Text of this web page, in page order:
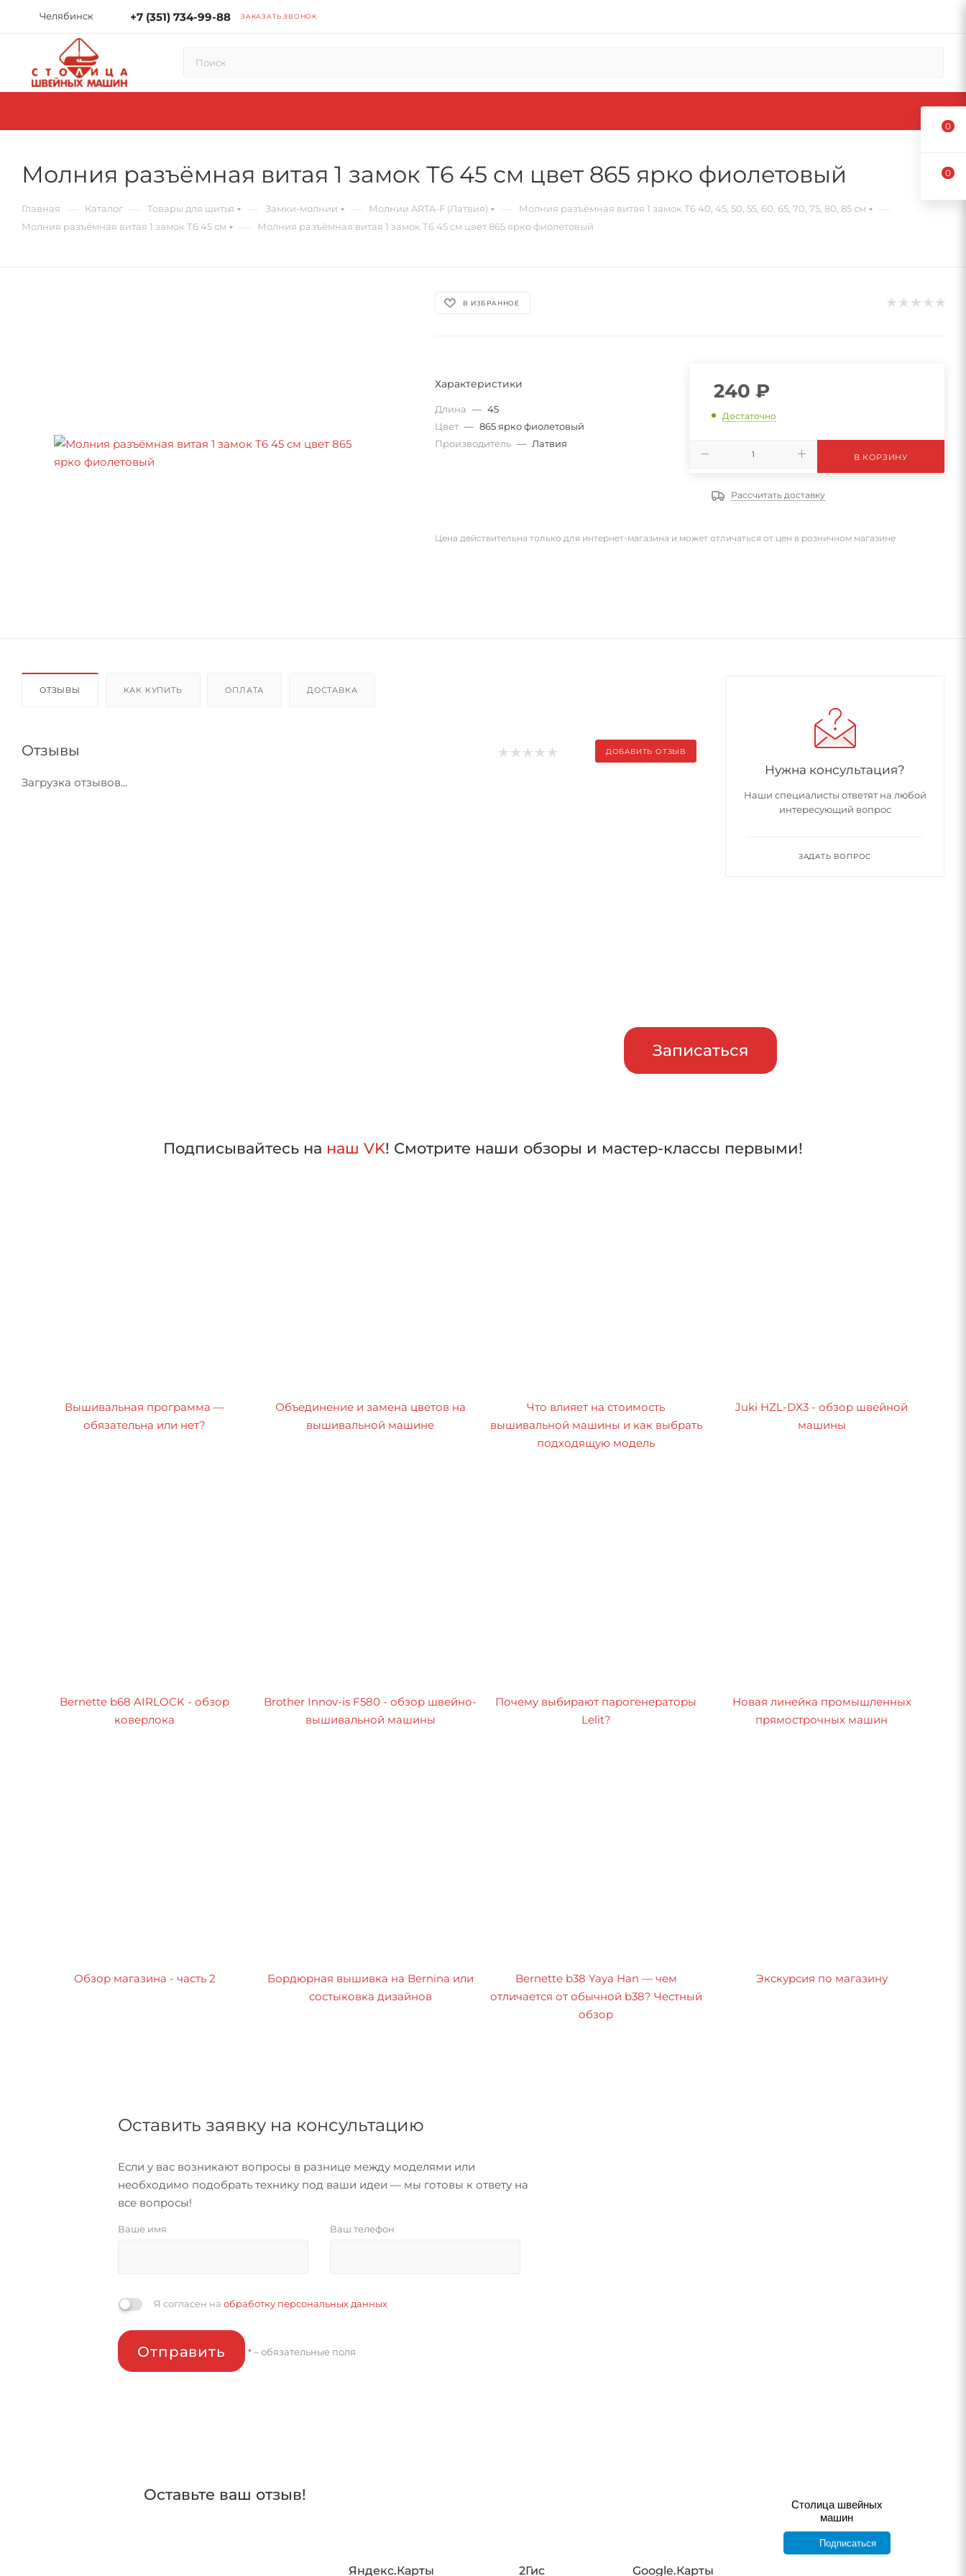
Челябинск +7 (351) 734-99-88 ЗАКАЗАТЬ ЗВОНОК
Молния разъёмная витая 1 замок Т6 45 см цвет 865 ярко фиолетовый
Главная Каталог Товары для шитья Замки-молнии Молнии ARTA-F (Латвия) Молния разъёмная витая 1 замок Т6 40, 45, 50, 55, 60, 65, 70, 75, 80, 85 см
Молния разъёмная витая 1 замок Т6 45 см Молния разъёмная витая 1 замок Т6 45 см цвет 865 ярко фиолетовый
В ИЗБРАННОЕ
Характеристики
Длина — 45
Цвет — 865 ярко фиолетовый
Производитель — Латвия
240 ₽
Достаточно
В КОРЗИНУ
Рассчитать доставку
Цена действительна только для интернет-магазина и может отличаться от цен в розничном магазине
ОТЗЫВЫ КАК КУПИТЬ ОПЛАТА ДОСТАВКА
Отзывы ДОБАВИТЬ ОТЗЫВ
Загрузка отзывов...
Нужна консультация?
Наши специалисты ответят на любой
интересующий вопрос
ЗАДАТЬ ВОПРОС
Записаться
Подписывайтесь на наш VK! Смотрите наши обзоры и мастер-классы первыми!
Вышивальная программа —
обязательна или нет?
Объединение и замена цветов на
вышивальной машине
Что влияет на стоимость
вышивальной машины и как выбрать
подходящую модель
Juki HZL-DX3 - обзор швейной
машины
Bernette b68 AIRLOCK - обзор
коверлока
Brother Innov-is F580 - обзор швейно-
вышивальной машины
Почему выбирают парогенераторы
Lelit?
Новая линейка промышленных
прямострочных машин
Обзор магазина - часть 2
Бордюрная вышивка на Bernina или
состыковка дизайнов
Bernette b38 Yaya Han — чем
отличается от обычной b38? Честный
обзор
Экскурсия по магазину
Оставить заявку на консультацию
Если у вас возникают вопросы в разнице между моделями или
необходимо подобрать технику под ваши идеи — мы готовы к ответу на
все вопросы!
Ваше имя Ваш телефон
Я согласен наобработку персональных данных
Отправить *– обязательные поля
Оставьте ваш отзыв!
Яндекс.Карты 2Гис Google.Карты
Столица швейных
машин
Подписаться
0
0